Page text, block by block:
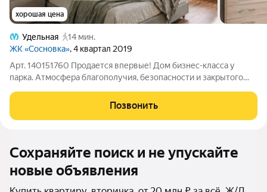
хорошая цена
Удельная
14 мин.
ЖК «Сосновка», 4 квартал 2019
Арт. 140151760 Продается впервые! Дом бизнес-класса у
парка. Атмосфера благополучия, безопасности и закрытого
районе - одном из экологически чистых районов города.
Вокруг микрорайона - парки и
Позвонить
Сохраняйте поиск и не упускайте
новые объявления